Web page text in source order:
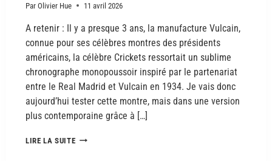
Par Olivier Hue 11 avril 2026
A retenir : Il y a presque 3 ans, la manufacture Vulcain,
connue pour ses célèbres montres des présidents
américains, la célèbre Crickets ressortait un sublime
chronographe monopoussoir inspiré par le partenariat
entre le Real Madrid et Vulcain en 1934. Je vais donc
aujourd’hui tester cette montre, mais dans une version
plus contemporaine grâce à […]
LIRE LA SUITE